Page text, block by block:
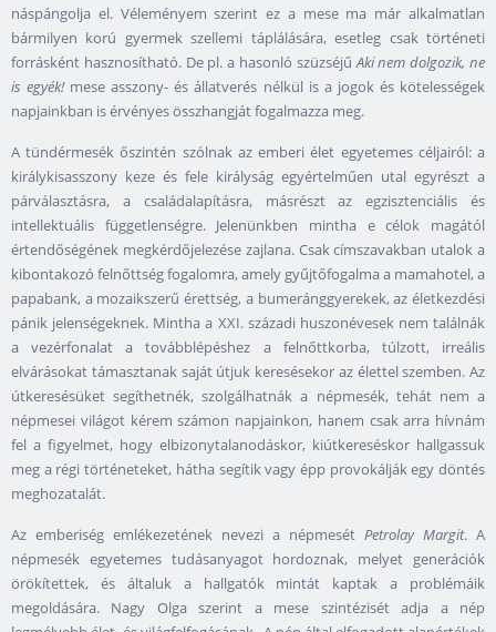
náspángolja el. Véleményem szerint ez a mese ma már alkalmatlan
bármilyen korú gyermek szellemi táplálására, esetleg csak történeti
forrásként hasznosítható. De pl. a hasonló szüzséjűAki nem dolgozik, ne
is egyék! mese asszony- és állatverés nélkül is a jogok és kötelességek
napjainkban is érvényes összhangját fogalmazza meg.
A tündérmesék őszintén szólnak az emberi élet egyetemes céljairól: a
királykisasszony keze és fele királyság egyértelműen utal egyrészt a
párválasztásra, a családalapításra, másrészt az egzisztenciális és
intellektuális függetlenségre. Jelenünkben mintha e célok magától
értendőségének megkérdőjelezése zajlana. Csak címszavakban utalok a
kibontakozó felnőttség fogalomra, amely gyűjtőfogalma a mamahotel, a
papabank, a mozaikszerű érettség, a bumeránggyerekek, az életkezdési
pánik jelenségeknek. Mintha a XXI. századi huszonévesek nem találnák
a vezérfonalat a továbblépéshez a felnőttkorba, túlzott, irreális
elvárásokat támasztanak saját útjuk keresésekor az élettel szemben. Az
útkeresésüket segíthetnék, szolgálhatnák a népmesék, tehát nem a
népmesei világot kérem számon napjainkon, hanem csak arra hívnám
fel a figyelmet, hogy elbizonytalanodáskor, kiútkereséskor hallgassuk
meg a régi történeteket, hátha segítik vagy épp provokálják egy döntés
meghozatalát.
Az emberiség emlékezetének nevezi a népmesét Petrolay Margit. A
népmesék egyetemes tudásanyagot hordoznak, melyet generációk
örökítettek, és általuk a hallgatók mintát kaptak a problémáik
megoldására. Nagy Olga szerint a mese szintézisét adja a nép